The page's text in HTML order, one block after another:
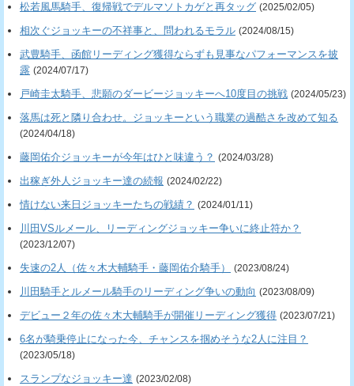
松若風馬騎手、復帰戦でデルマソトカゲと再タッグ (2025/02/05)
相次ぐジョッキーの不祥事と、問われるモラル (2024/08/15)
武豊騎手、函館リーディング獲得ならずも見事なパフォーマンスを披
露 (2024/07/17)
戸崎圭太騎手、悲願のダービージョッキーへ10度目の挑戦 (2024/05/23)
落馬は死と隣り合わせ。ジョッキーという職業の過酷さを改めて知る
(2024/04/18)
藤岡佑介ジョッキーが今年はひと味違う？ (2024/03/28)
出稼ぎ外人ジョッキー達の続報 (2024/02/22)
情けない来日ジョッキーたちの戦績？ (2024/01/11)
川田VSルメール、リーディングジョッキー争いに終止符か？
(2023/12/07)
失速の2人（佐々木大輔騎手・藤岡佑介騎手） (2023/08/24)
川田騎手とルメール騎手のリーディング争いの動向 (2023/08/09)
デビュー２年の佐々木大輔騎手が開催リーディング獲得 (2023/07/21)
6名が騎乗停止になった今、チャンスを掴めそうな2人に注目？
(2023/05/18)
スランプなジョッキー達 (2023/02/08)